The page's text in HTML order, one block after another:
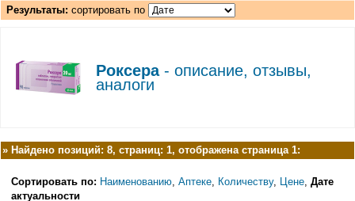
Результаты: сортировать по
Роксера- описание, отзывы,
аналоги
» Найдено позиций: 8, страниц: 1, отображена страница 1:
Сортировать по: Наименованию Аптеке Количеству, Цене Дате
актуальности